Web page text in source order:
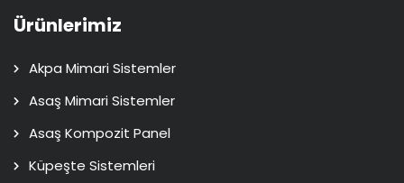
Ürünlerimiz
Akpa Mimari Sistemler
Asaş Mimari Sistemler
Asaş Kompozit Panel
Küpeşte Sistemleri